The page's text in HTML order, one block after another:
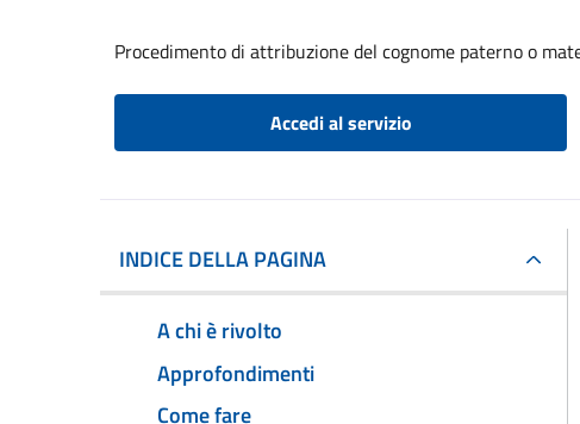
Procedimento di attribuzione del cognome paterno o
Accedi al servizio
INDICE DELLA PAGINA
A chi è rivolto
Approfondimenti
Come fare